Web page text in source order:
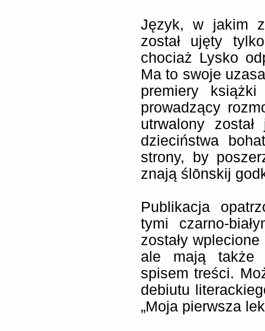
Język, w jakim
został ujęty
chociaż Lysko
Ma to swoje
premiery
prowadzący
utrwalony
dzieciństwa
strony, by
znają ślōnskij
Publikacja
tymi czarno-
zostały
ale mają także
spisem treści.
debiutu
„Moja pierwsza